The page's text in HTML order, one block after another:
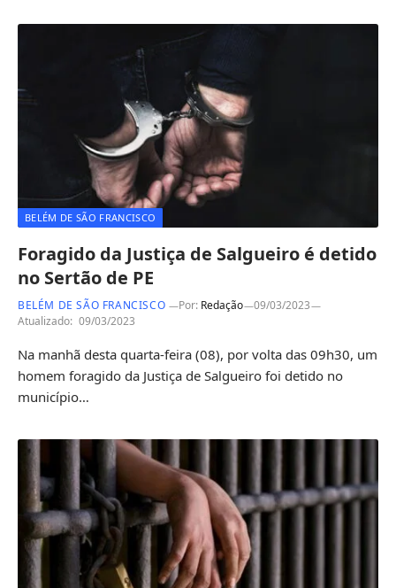
BELÉM DE SÃO FRANCISCO
Foragido da Justiça de Salgueiro é detido
no Sertão de PE
BELÉM DE SÃO FRANCISCO Por: Redação
09/03/2023
Atualizado: 09/03/2023
Na manhã desta quarta-feira (08), por volta das 09h30, um
homem foragido da Justiça de Salgueiro foi detido no
município…